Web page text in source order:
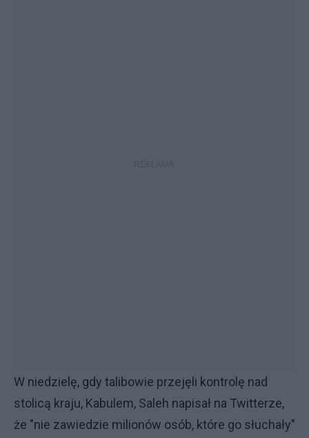
W niedzielę, gdy talibowie przejęli kontrolę nad
stolicą kraju, Kabulem, Saleh napisał na Twitterze,
że "nie zawiedzie milionów osób, które go słuchały"